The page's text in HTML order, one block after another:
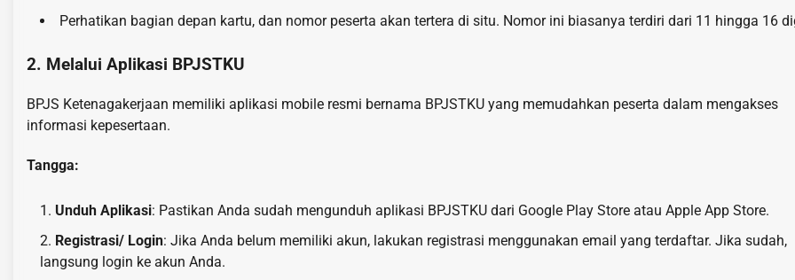
Perhatikan bagian depan kartu, dan nomor peserta akan tertera di situ. Nomor ini biasanya terdiri dari 11 hingga 16
2. Melalui Aplikasi BPJSTKU
BPJS Ketenagakerjaan memiliki aplikasi mobile resmi bernama BPJSTKU yang memudahkan peserta dalam mengakses
informasi kepesertaan.
Tangga:
Unduh Aplikasi: Pastikan Anda sudah mengunduh aplikasi BPJSTKU dari Google Play Store atau Apple App Store.
Registrasi/ Login: Jika Anda belum memiliki akun, lakukan registrasi menggunakan email yang terdaftar. Jika sudah,
langsung login ke akun Anda.